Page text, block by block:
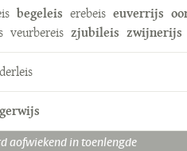
begeleis erebeis euverrijs
veurbereis zjubileis zwijnerijs
aofwiekend in toenlengde